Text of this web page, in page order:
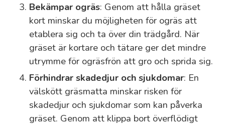
Bekämpar ogräs: Genom att hålla gräset
kort minskar du möjligheten för ogräs att
etablera sig och ta över din trädgård. När
gräset är kortare och tätare ger det mindre
utrymme för ogräsfrön att gro och sprida sig.
Förhindrar skadedjur och sjukdomar: En
välskött gräsmatta minskar risken för
skadedjur och sjukdomar som kan påverka
gräset. Genom att klippa bort överflödigt